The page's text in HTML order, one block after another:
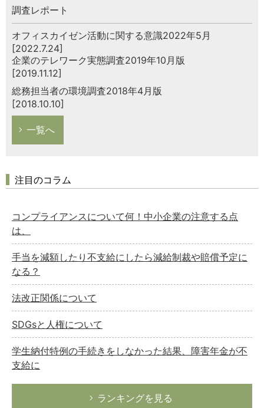
調査レポート
オフィスカイゼン活動に関する意識2022年5月
[2022.7.24]
企業のテレワーク実態調査2019年10月版
[2019.11.12]
総務担当者の環境調査2018年4月版
[2018.10.10]
一覧へ
注目のコラム
コンプライアンスについて何！中小企業の注意する点
は、
手当を減額したり不支給にしたら減給制裁や賠償予定に
なる？
法改正関係について
SDGsと人権について
学生納付特例の手続きをしなかった結果、障害年金が不
支給に
ランキングを見る